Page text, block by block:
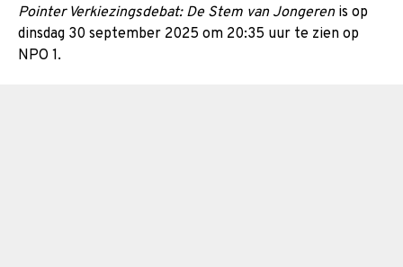
Pointer Verkiezingsdebat: De Stem van Jongerenis op
dinsdag 30 september 2025 om 20:35 uur te zien op
NPO 1.